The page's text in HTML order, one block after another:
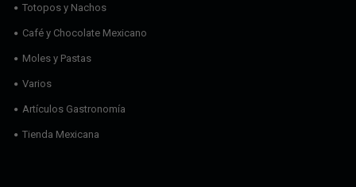
Totopos y Nachos
Café y Chocolate Mexicano
Moles y Pastas
Varios
Artículos Gastronomía
Tienda Mexicana